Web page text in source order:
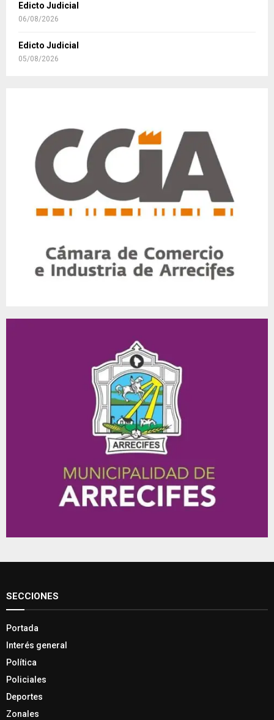
Edicto Judicial
06/08/2026
Edicto Judicial
05/08/2026
SECCIONES
Portada
Interés general
Política
Policiales
Deportes
Zonales